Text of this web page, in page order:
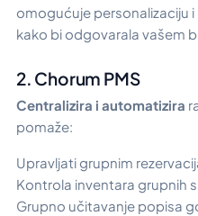
omogućuje personalizaciju
kako bi odgovarala vašem
2. Chorum PMS
Centralizira i automatizira
pomaže:
Upravljati grupnim
Kontrola inventara grupnih
Grupno učitavanje popisa